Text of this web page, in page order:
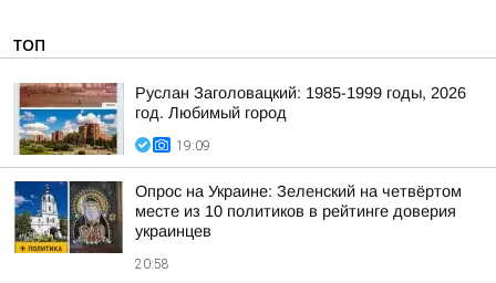
ТОП
Руслан Заголовацкий: 1985-1999 годы, 2026
год. Любимый город
19:09
Опрос на Украине: Зеленский на четвёртом
месте из 10 политиков в рейтинге доверия
украинцев
20:58